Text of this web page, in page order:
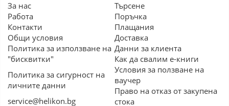
За нас
Работа
Контакти
Общи условия
Политика за използване на
"бисквитки"
Политика за сигурност на
личните данни
service@helikon.bg
Търсене
Поръчка
Плащания
Доставка
Данни за клиента
Как да свалим е-книги
Условия за ползване на
ваучер
Право на отказ от закупена
стока